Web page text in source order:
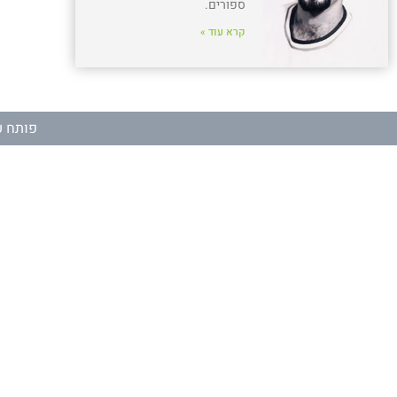
ספורים.
קרא עוד »
פותח